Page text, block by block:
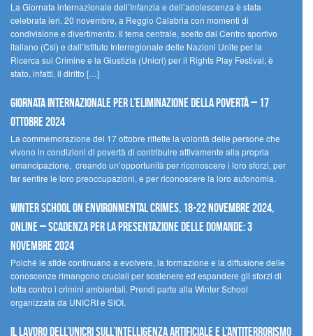
La Giornata internazionale dell’Infanzia e dell’adolescenza è stata
celebrata ieri, 20 novembre, a Reggio Calabria con momenti di
condivisione e divertimento. Il tema centrale, scelto dal Centro sportivo
italiano (Csi) e dall’Istituto Interregionale delle Nazioni Unite per la
Ricerca sul Crimine e la Giustizia (Unicri) per il Rights Play Festival, è
stato, infatti, il diritto […]
Giornata internazionale per l’eliminazione della povertà – 17
ottobre 2024
La commemorazione del 17 ottobre riflette la volontà delle persone che
vivono in condizioni di povertà di contribuire attivamente alla propria
emancipazione, creando un’opportunità per riconoscere i loro sforzi, per
far sentire le loro preoccupazioni, e per riconoscere la loro autonomia.
Winter School on Environmental Crimes, 18-22 novembre 2024,
Online – Scadenza per la presentazione delle domande: 3
novembre 2024
Poiché le sfide continuano a evolvere, la formazione e la diffusione delle
conoscenze rimangono cruciali per sostenere ed espandere gli sforzi di
lotta contro i crimini ambientali. Prendi parte alla Winter School
organizzata da UNICRI e SIOI.
Il lavoro dell’UNICRI sull’intelligenza artificiale e l’antiterrorismo